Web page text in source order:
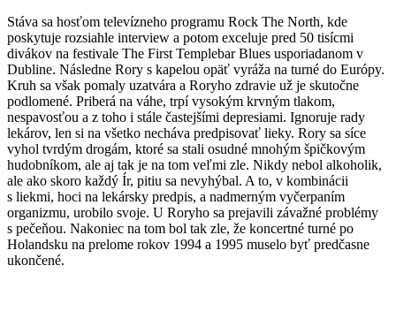
Stáva sa hosťom televízneho programu Rock The North, kde
poskytuje rozsiahle interview a potom exceluje pred 50 tisícmi
divákov na festivale The First Templebar Blues usporiadanom v
Dubline. Následne Rory s kapelou opäť vyráža na turné do Európy.
Kruh sa však pomaly uzatvára a Roryho zdravie už je skutočne
podlomené. Priberá na váhe, trpí vysokým krvným tlakom,
nespavosťou a z toho i stále častejšími depresiami. Ignoruje rady
lekárov, len si na všetko necháva predpisovať lieky. Rory sa síce
vyhol tvrdým drogám, ktoré sa stali osudné mnohým špičkovým
hudobníkom, ale aj tak je na tom veľmi zle. Nikdy nebol alkoholik,
ale ako skoro každý Ír, pitiu sa nevyhýbal. A to, v kombinácii
s liekmi, hoci na lekársky predpis, a nadmerným vyčerpaním
organizmu, urobilo svoje. U Roryho sa prejavili závažné problémy
s pečeňou. Nakoniec na tom bol tak zle, že koncertné turné po
Holandsku na prelome rokov 1994 a 1995 muselo byť predčasne
ukončené.